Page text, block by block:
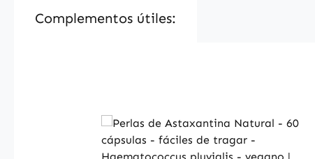
Complementos útiles: